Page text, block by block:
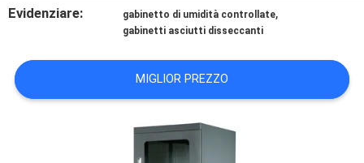
DEL
SITO
Evidenziare: gabinetto di umidità controllate,
gabinetti asciutti disseccanti
MIGLIOR PREZZO